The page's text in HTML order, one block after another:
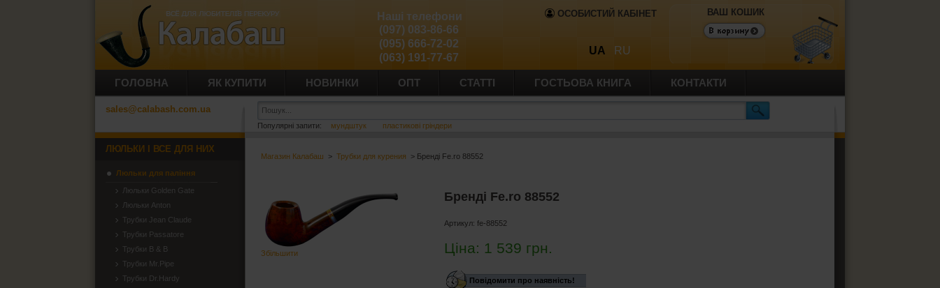
ОСОБИСТИЙ КАБІНЕТ
UA RU
Наші телефони
(097) 083-86-66
(095) 666-72-02
(063) 191-77-67
ВАШ КОШИК
ГОЛОВНА ЯК КУПИТИ НОВИНКИ ОПТ СТАТТІ ГОСТЬОВА КНИГА КОНТАКТИ
sales@calabash.com.ua
Популярні запити: мундштук пластикові гріндери
Магазин Калабаш > Трубки для курения > Бренді Fe.ro 88552
Збільшити
Бренді Fe.ro 88552
Артикул:fe-88552
Ціна: 1 539 грн.
Повідомити про наявність!
ЛЮЛЬКИ І ВСЕ ДЛЯ НИХ
Люльки для паління
Люльки Golden Gate
Люльки Anton
Трубки Jean Claude
Трубки Passatore
Трубки B & B
Трубки Mr.Pipe
Трубки Dr.Hardy